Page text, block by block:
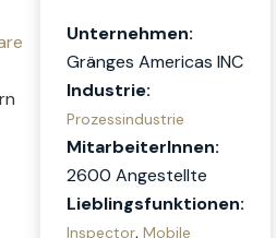
Unternehmen:
Gränges Americas INC
Industrie:
Prozessindustrie
MitarbeiterInnen:
2600 Angestellte
Lieblingsfunktionen:
Inspector, Mobile